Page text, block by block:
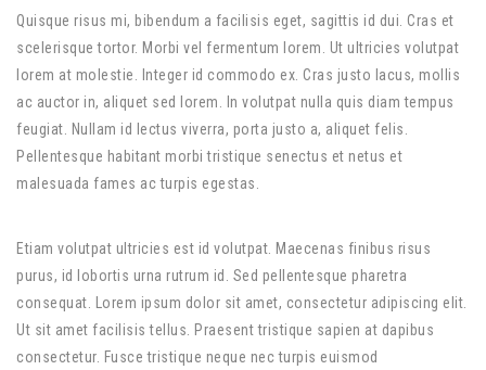
Quisque risus mi, bibendum a facilisis eget, sagittis id dui. Cras et
scelerisque tortor. Morbi vel fermentum lorem. Ut ultricies volutpat
lorem at molestie. Integer id commodo ex. Cras justo lacus, mollis
ac auctor in, aliquet sed lorem. In volutpat nulla quis diam tempus
feugiat. Nullam id lectus viverra, porta justo a, aliquet felis.
Pellentesque habitant morbi tristique senectus et netus et
malesuada fames ac turpis egestas.
Etiam volutpat ultricies est id volutpat. Maecenas finibus risus
purus, id lobortis urna rutrum id. Sed pellentesque pharetra
consequat. Lorem ipsum dolor sit amet, consectetur adipiscing elit.
Ut sit amet facilisis tellus. Praesent tristique sapien at dapibus
consectetur. Fusce tristique neque nec turpis euismod